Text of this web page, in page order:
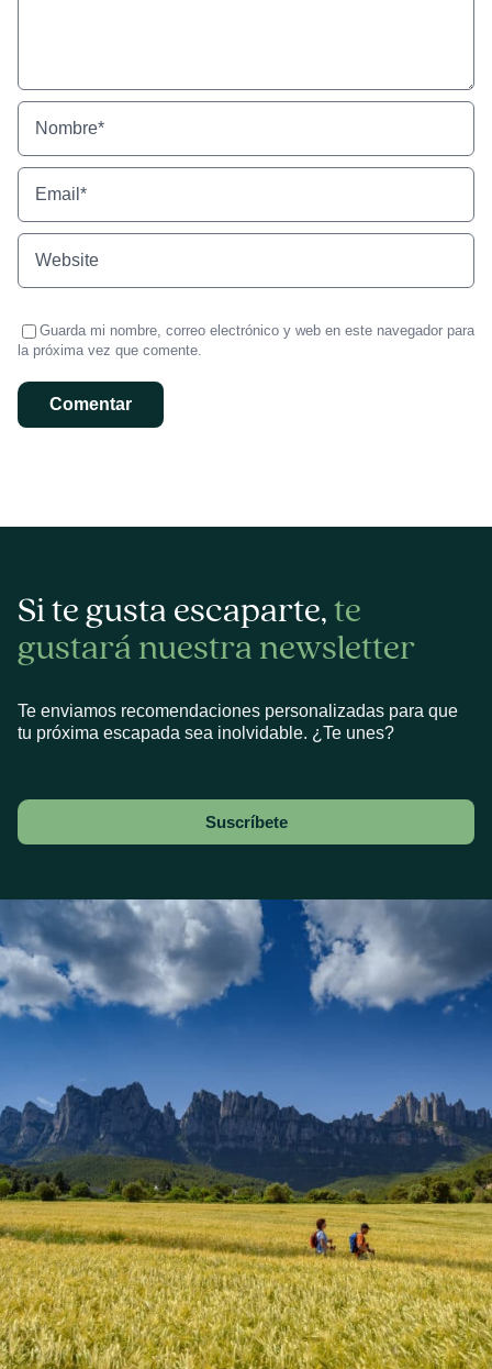
Guarda mi nombre, correo electrónico y web en este navegador para
la próxima vez que comente.
Si te gusta escaparte,te
gustará nuestra newsletter
Te enviamos recomendaciones personalizadas para que
tu próxima escapada sea inolvidable. ¿Te unes?
Suscríbete